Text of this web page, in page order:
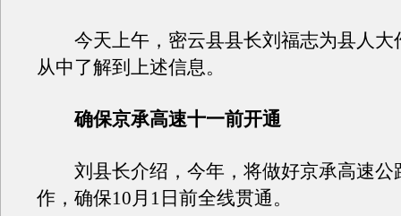
今天上午，密云县县长刘福志为县人大
从中了解到上述信息。
确保京承高速十一前开通
刘县长介绍，今年，将做好京承高速公
作，确保10月1日前全线贯通。